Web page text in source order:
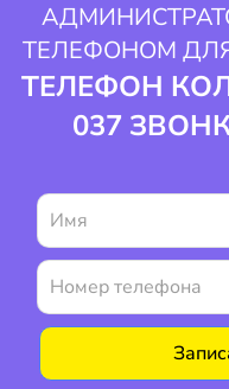
ТЕЛЕФОНОМ
ТЕЛЕФОН
037